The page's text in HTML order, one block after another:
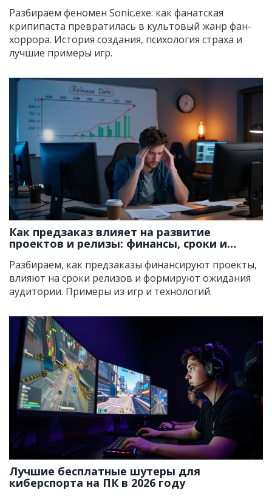
Разбираем феномен Sonic.exe: как фанатская
крипипаста превратилась в культовый жанр фан-
хоррора. История создания, психология страха и
лучшие примеры игр.
Как предзаказ влияет на развитие
проектов и релизы: финансы, сроки и
Разбираем, как предзаказы финансируют проекты,
влияют на сроки релизов и формируют ожидания
аудитории. Примеры из игр и технологий.
Лучшие бесплатные шутеры для
киберспорта на ПК в 2026 году